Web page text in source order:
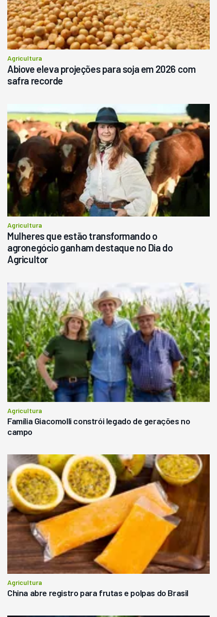
Agricultura
Abiove eleva projeções para soja em 2026 com
safra recorde
Agricultura
Mulheres que estão transformando o
agronegócio ganham destaque no Dia do
Agricultor
Agricultura
Família Giacomolli constrói legado de gerações no
campo
Agricultura
China abre registro para frutas e polpas do Brasil